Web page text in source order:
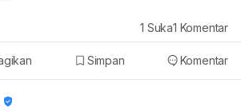
kalau ada nyeri hebat, bengkak, bernanah,
atau putihnya cepat menyebar.
Simpan Komentar
1 Suka1 Komentar